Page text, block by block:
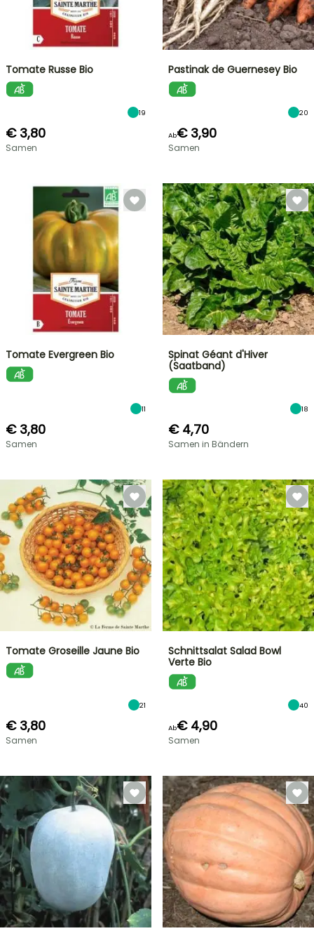
Tomate Russe Bio
19
€ 3,80
Samen
Pastinak de Guernesey Bio
20
Ab€ 3,90
Samen
Tomate Evergreen Bio
11
€ 3,80
Samen
Spinat Géant d'Hiver
(Saatband)
18
€ 4,70
Samen in Bändern
Tomate Groseille Jaune Bio
21
€ 3,80
Samen
Schnittsalat Salad Bowl
Verte Bio
40
Ab€ 4,90
Samen